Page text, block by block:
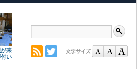
来
い